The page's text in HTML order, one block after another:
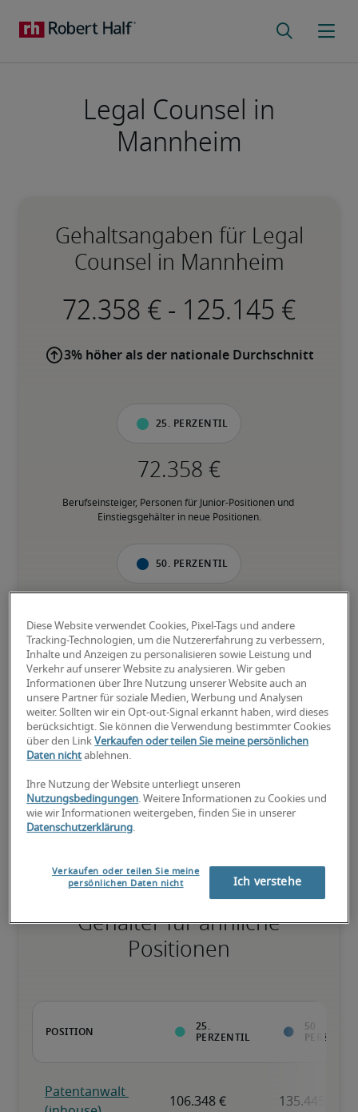
Legal Counsel in
Mannheim
Gehaltsangaben für Legal
Counsel in Mannheim
-
3% höher als der nationale Durchschnitt
25. Perzentil
Berufseinsteiger, Personen für Junior-Positionen und
Einstiegsgehälter in neue Positionen.
50. Perzentil
Personen mit fundierter Berufserfahrung in der jeweiligen
Position, und verfügen über den Großteil der geforderten
Fähigkeiten.
75. Perzentil
Überdurchschnittlich qualifiziert mit raren Fähigkeiten und/oder
langer Berufserfahrung in einer Position.
Gehälter für ähnliche
Positionen
Diese Website verwendet Cookies, Pixel-Tags und andere
Tracking-Technologien, um die Nutzererfahrung zu verbessern,
Inhalte und Anzeigen zu personalisieren sowie Leistung und
Verkehr auf unserer Website zu analysieren. Wir geben
Informationen über Ihre Nutzung unserer Website auch an
unsere Partner für soziale Medien, Werbung und Analysen
weiter. Sollten wir ein Opt-out-Signal erkannt haben, wird dieses
berücksichtigt. Sie können die Verwendung bestimmter Cookies
über den LinkVerkaufen oder teilen Sie meine persönlichen
Daten nicht ablehnen.
Ihre Nutzung der Website unterliegt unseren
Nutzungsbedingungen. Weitere Informationen zu Cookies und
wie wir Informationen weitergeben, finden Sie in unserer
Datenschutzerklärung.
Verkaufen oder teilen Sie meine
persönlichen Daten nicht
Ich verstehe